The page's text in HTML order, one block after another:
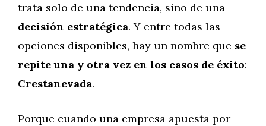
trata solo de una tendencia, sino de una
decisión estratégica. Y entre todas las
opciones disponibles, hay un nombre que se
repite una y otra vez en los casos de éxito:
Crestanevada.
Porque cuando una empresa apuesta por